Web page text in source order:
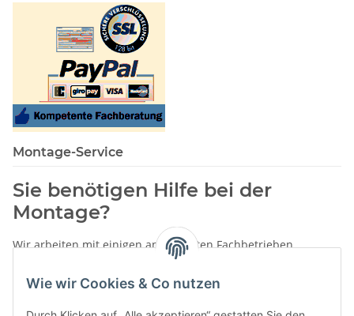
Wie wir Cookies & Co nutzen
Montage-Service
Sie benötigen Hilfe bei der
Montage?
Wir arbeiten mit einigen anerkannten Fachbetrieben
Rufen Sie uns einfach an: